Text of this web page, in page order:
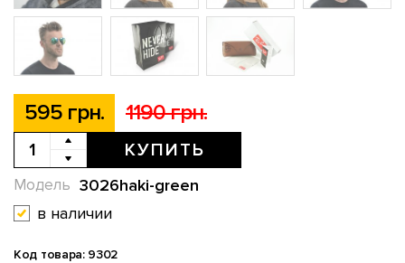
595 грн. 1190 грн.
КУПИТЬ
3026haki-green
Модель
в наличии
Код товара: 9302